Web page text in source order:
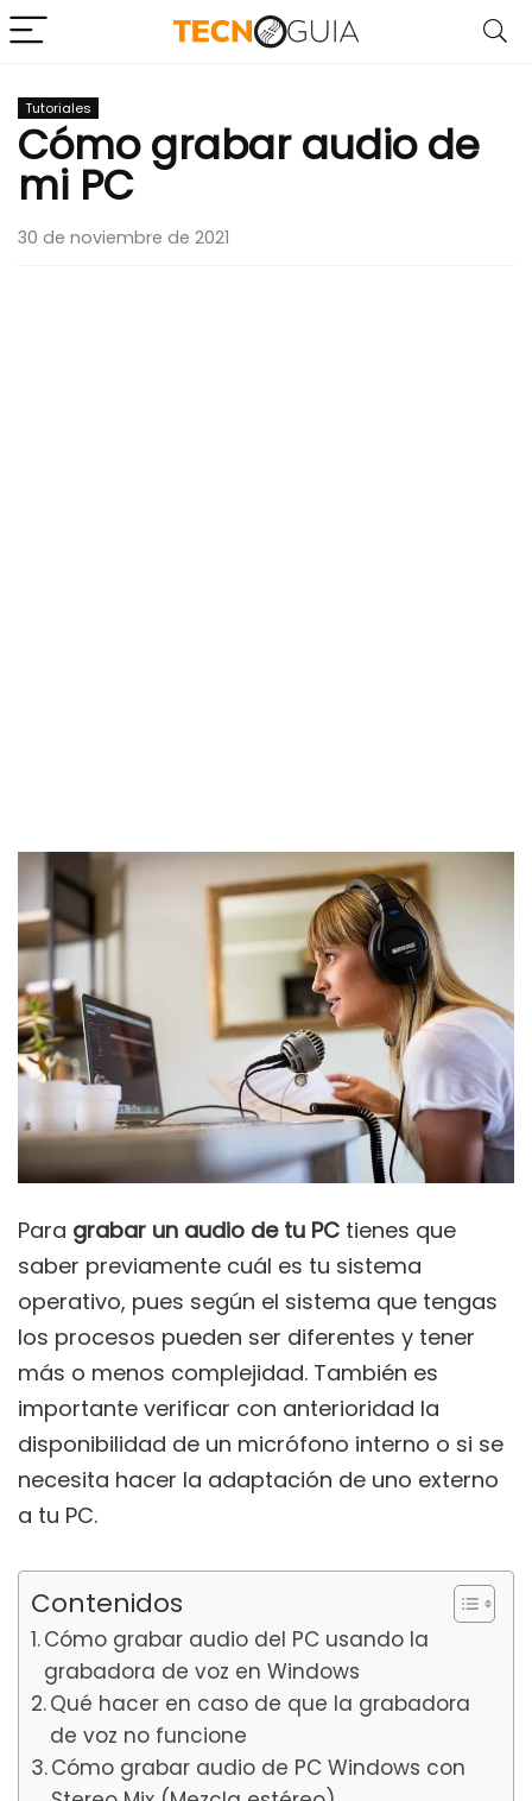
Tutoriales
Cómo grabar audio de
mi PC
30 de noviembre de 2021
Para grabar un audio de tu PC tienes que
saber previamente cuál es tu sistema
operativo, pues según el sistema que tengas
los procesos pueden ser diferentes y tener
más o menos complejidad. También es
importante verificar con anterioridad la
disponibilidad de un micrófono interno o si se
necesita hacer la adaptación de uno externo
a tu PC.
Contenidos
Cómo grabar audio del PC usando la
grabadora de voz en Windows
Qué hacer en caso de que la grabadora
de voz no funcione
Cómo grabar audio de PC Windows con